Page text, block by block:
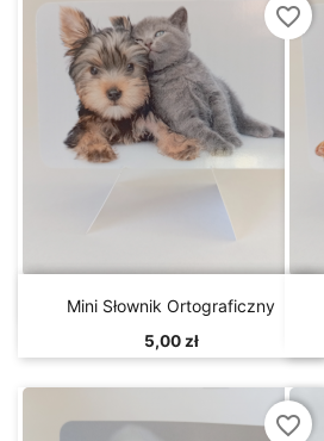
Szybki podgląd
Mini Słownik Ortograficzny
5,00 zł
favorite_border
favorite_border